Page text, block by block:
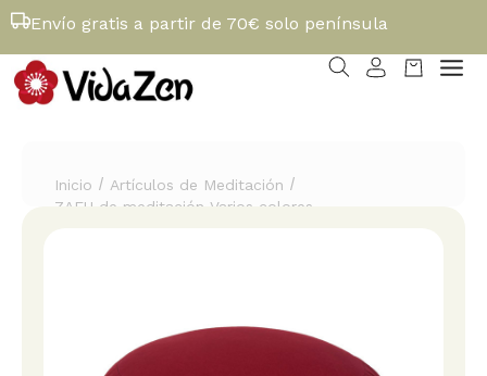
Envío gratis a partir de 70€ solo península
Inicio / Artículos de Meditación /
ZAFU de meditación Varios colores